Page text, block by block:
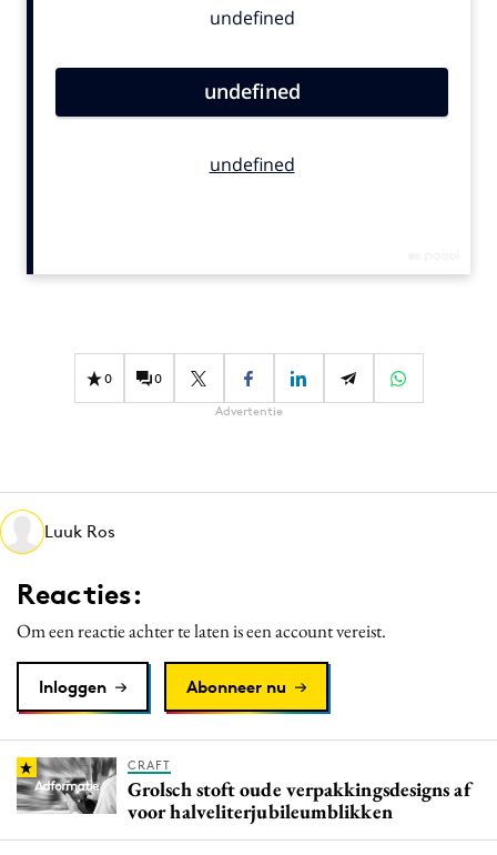
Contentmarketing
Effectiviteit
Gedragsverandering
Martech
Media
Merkstrategie
PR
Programmatic
Reputatie & crisis
0 0
Advertentie
Luuk Ros
Reacties:
Om een reactie achter te laten is een account vereist.
Inloggen Abonneer nu
CRAFT
Grolsch stoft oude verpakkingsdesigns af
voor halveliterjubileumblikken